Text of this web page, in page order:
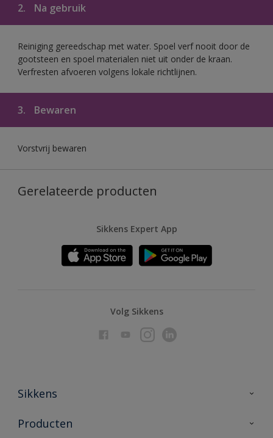
2. Na gebruik
Reiniging gereedschap met water. Spoel verf nooit door de
gootsteen en spoel materialen niet uit onder de kraan.
Verfresten afvoeren volgens lokale richtlijnen.
3. Bewaren
Vorstvrij bewaren
Gerelateerde producten
Sikkens Expert App
Volg Sikkens
Sikkens
Over Sikkens
Producten